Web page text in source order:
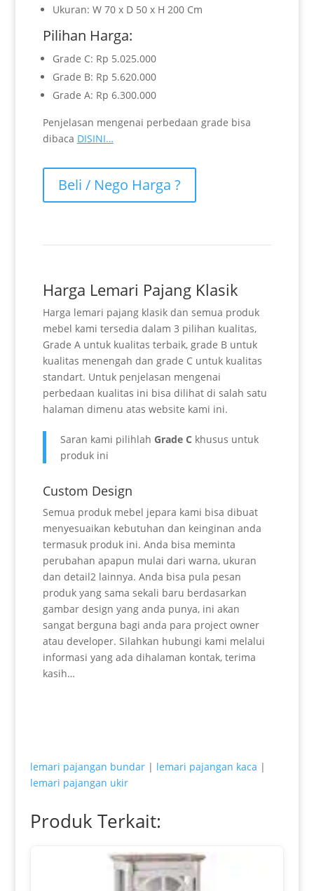
Ukuran: W 70 x D 50 x H 200 Cm
Pilihan Harga:
Grade C: Rp 5.025.000
Grade B: Rp 5.620.000
Grade A: Rp 6.300.000
Penjelasan mengenai perbedaan grade bisa
dibaca DISINI…
Beli / Nego Harga ?
Harga Lemari Pajang Klasik
Harga lemari pajang klasik dan semua produk
mebel kami tersedia dalam 3 pilihan kualitas,
Grade A untuk kualitas terbaik, grade B untuk
kualitas menengah dan grade C untuk kualitas
standart. Untuk penjelasan mengenai
perbedaan kualitas ini bisa dilihat di salah satu
halaman dimenu atas website kami ini.
Saran kami pilihlah Grade C khusus untuk
produk ini
Custom Design
Semua produk mebel jepara kami bisa dibuat
menyesuaikan kebutuhan dan keinginan anda
termasuk produk ini. Anda bisa meminta
perubahan apapun mulai dari warna, ukuran
dan detail2 lainnya. Anda bisa pula pesan
produk yang sama sekali baru berdasarkan
gambar design yang anda punya, ini akan
sangat berguna bagi anda para project owner
atau developer. Silahkan hubungi kami melalui
informasi yang ada dihalaman kontak, terima
kasih…
lemari pajangan bundar| lemari pajangan kaca |
lemari pajangan ukir
Produk Terkait: